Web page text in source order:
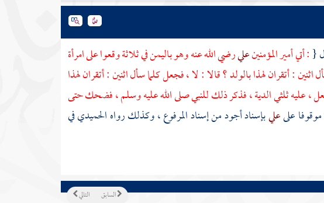
{: أتي أمير المؤمنينعليرضي الله عنه وهوباليمنفي ثلاثة وقعوا على امرأة
: أتقران لهذا بالولد ؟ قالا : لا ، فجعل كلما سأل اثنين : أتقران لهذا
، عليه ثلثي الدية ، فذكر ذلك للنبي صلى الله عليه وسلم ، فضحك حتى
موقوفا علىعليبإسناد أجود من إسناد المرفوع ، وكذلك رواهالحميديفي
التالي السابق